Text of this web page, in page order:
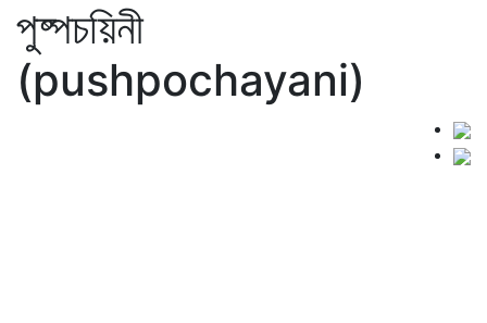
পুষ্পচয়িনী
(pushpochayani)